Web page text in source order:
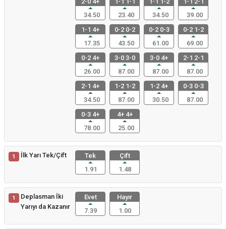
34.50
23.40
34.50
39.00
1-1 4+
17.35
0-2 0-2
43.50
0-2 0-3
61.00
0-2 1-2
69.00
0-2 4+
26.00
3-0 3-0
87.00
3-0 4+
87.00
2-1 2-1
87.00
2-1 4+
34.50
1-2 1-2
87.00
1-2 4+
30.50
0-3 0-3
87.00
0-3 4+
78.00
4+ 4+
25.00
1 İlk Yarı Tek/Çift
Tek
1.91
Çift
1.48
1
Deplasman İki
Yarıyı da Kazanır
Evet
7.39
Hayır
1.00